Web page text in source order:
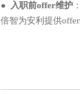
● 入职前offer维护
倍智为安利提供offer